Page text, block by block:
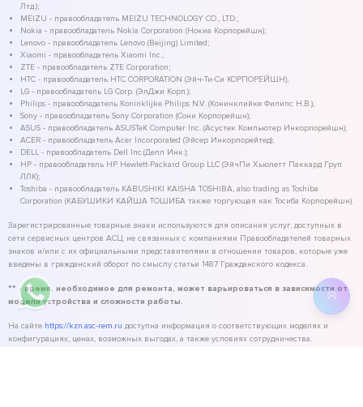
Лтд.);
MEIZU - правообладатель MEIZU TECHNOLOGY CO., LTD.;
Nokia - правообладатель Nokia Corporation (Нокиа Корпорейшн);
Lenovo - правообладатель Lenovo (Beijing) Limited;
Xiaomi - правообладатель Xiaomi Inc.;
ZTE - правообладатель ZTE Corporation;
HTC - правообладатель HTC CORPORATION (Эйч-Ти-Си КОРПОРЕЙШН);
LG - правообладатель LG Corp. (ЭлДжи Корп.);
Philips - правообладатель Koninklijke Philips N.V. (Конинклийке Филипс Н.В.);
Sony - правообладатель Sony Corporation (Сони Корпорейшн);
ASUS - правообладатель ASUSTeK Computer Inc. (Асустек Компьютер Инкорпорейшн);
ACER - правообладатель Acer Incorporated (Эйсер Инкорпорейтед);
DELL - правообладатель Dell Inc.(Делл Инк.);
HP - правообладатель HP Hewlett-Packard Group LLC (ЭйчПи Хьюлетт Паккард Груп
ЛЛК);
Toshiba - правообладатель KABUSHIKI KAISHA TOSHIBA, also trading as Toshiba
Corporation (КАБУШИКИ КАЙША ТОШИБА также торгующая как Тосиба Корпорейшн).
Зарегистрированные товарные знаки используются для описания услуг, доступных в
сети сервисных центров АСЦ, не связанных с компаниями Правообладателей товарных
знаков и/или с их официальными представителями в отношении товаров, которые уже
введены в гражданский оборот по смыслу статьи 1487 Гражданского кодекса.
** - время, необходимое для ремонта, может варьироваться в зависимости от
модели устройства и сложности работы.
На сайте https://kzn.asc-rem.ru доступна информация о соответствующих моделях и
конфигурациях, ценах, возможных выгодах, а также условиях сотрудничества.